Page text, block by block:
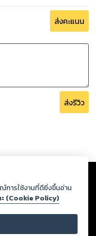
ส่งคะแนน
ส่งรีวิว
ะปรากฏว่าละเมิดสิทธิใน
มายและศีลธรรม ดังนั้น ผู้อ่าน
ตนเอง และหากท่านพบว่าส่วน
มายังบริษัท เพื่อทีมงานจะได้
นลิขสิทธิ์ตามพระราชบัญญัติ
การใช้งานที่ดียิ่งขึ้นอ่าน
(Cookie Policy)